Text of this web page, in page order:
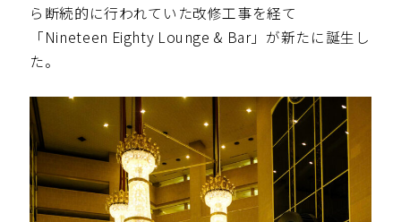
ら断続的に行われていた改修工事を経て
「Nineteen Eighty Lounge & Bar」が新たに誕生し
た。